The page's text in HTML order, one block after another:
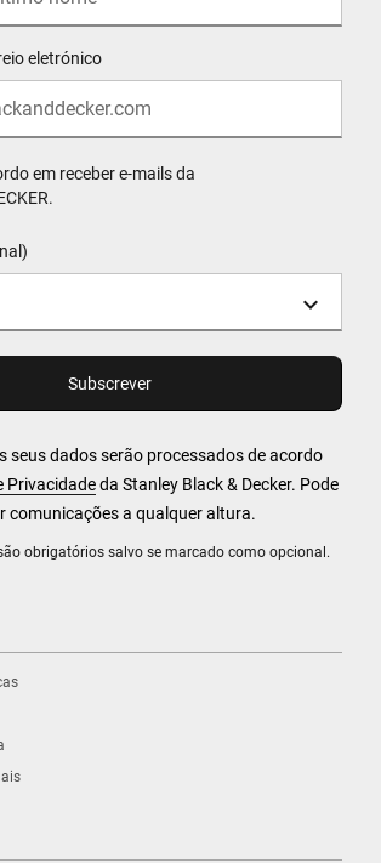
obrigatórios salvo se marcado como opcional.
eletrónico
em receber e-mails da
seus dados serão processados de acordo
Privacidadeda Stanley Black & Decker. Pode
comunicações a qualquer altura.